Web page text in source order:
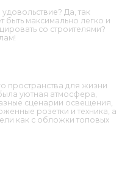
Да, так
быть максимально легко и
со строителями?
пространства для жизни
уютная атмосфера,
сценарии освещения,
розетки и техника, а
как с обложки топовых